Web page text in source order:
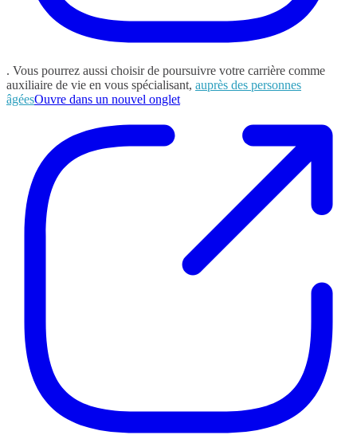
. Vous pourrez aussi choisir de poursuivre votre carrière comme
auxiliaire de vie en vous spécialisant, auprès des personnes
âgéesOuvre dans un nouvel onglet